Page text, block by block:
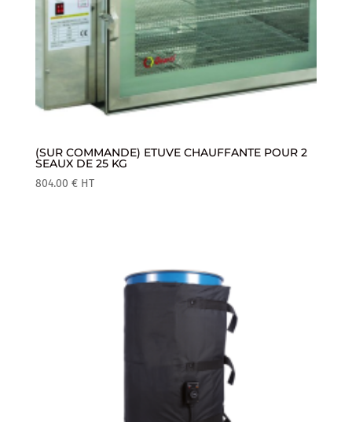
(SUR COMMANDE) ETUVE CHAUFFANTE POUR 2
SEAUX DE 25 KG
804.00 € HT